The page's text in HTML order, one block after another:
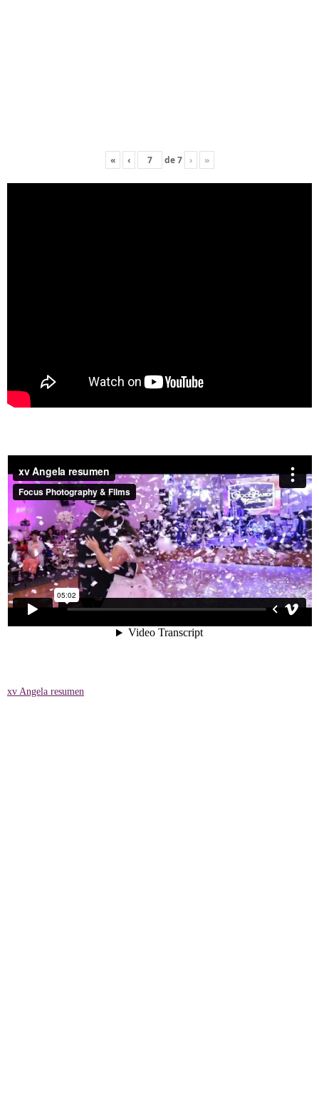
« ‹ de7 › »
xv Angela resumen